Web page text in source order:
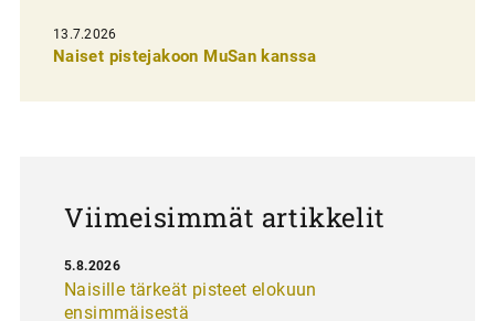
e
13.7.2026
Naiset pistejakoon MuSan kanssa
Viimeisimmät artikkelit
Naisille tärkeät pisteet elokuun
ensimmäisestä
5.8.2026